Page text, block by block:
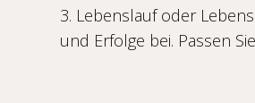
3. Lebenslauf oder
und Erfolge bei. Passen